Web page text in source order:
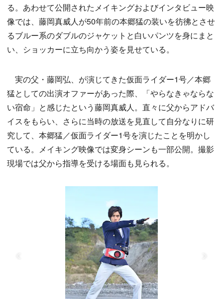
る。あわせて公開されたメイキングおよびインタビュー映
像では、藤岡真威人が50年前の本郷猛の装いを彷彿とさせ
るブルー系のダブルのジャケットと白いパンツを身にまと
い、ショッカーに立ち向かう姿を見せている。
実の父・藤岡弘、が演じてきた仮面ライダー1号／本郷
猛としての出演オファーがあった際、「やらなきゃならな
い宿命」と感じたという藤岡真威人。直々に父からアドバ
イスをもらい、さらに当時の放送を見直して自分なりに研
究して、本郷猛／仮面ライダー1号を演じたことを明かし
ている。メイキング映像では変身シーンも一部公開。撮影
現場では父から指導を受ける場面も見られる。